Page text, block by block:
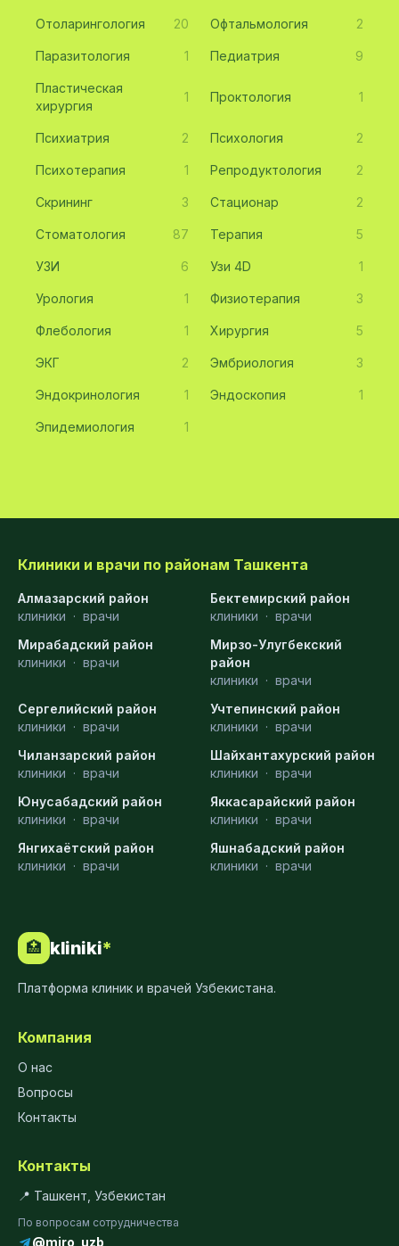
Отоларингология 20 Офтальмология 2
Паразитология 1 Педиатрия 9
Пластическая
хирургия
1 Проктология 1
Психиатрия 2 Психология 2
Психотерапия 1 Репродуктология 2
Скрининг 3 Стационар 2
Стоматология 87 Терапия 5
УЗИ 6 Узи 4D 1
Урология 1 Физиотерапия 3
Флебология 1 Хирургия 5
ЭКГ 2 Эмбриология 3
Эндокринология 1 Эндоскопия 1
Эпидемиология 1
Клиники и врачи по районам Ташкента
Алмазарский район
клиники · врачи
Бектемирский район
клиники · врачи
Мирабадский район
клиники · врачи
Мирзо-Улугбекский
район
клиники · врачи
Сергелийский район
клиники · врачи
Учтепинский район
клиники · врачи
Чиланзарский район
клиники · врачи
Шайхантахурский район
клиники · врачи
Юнусабадский район
клиники · врачи
Яккасарайский район
клиники · врачи
Янгихаётский район
клиники · врачи
Яшнабадский район
клиники · врачи
🏥 kliniki*
Платформа клиник и врачей Узбекистана.
Компания
О нас
Вопросы
Контакты
Контакты
📍 Ташкент, Узбекистан
По вопросам сотрудничества
@miro_uzb